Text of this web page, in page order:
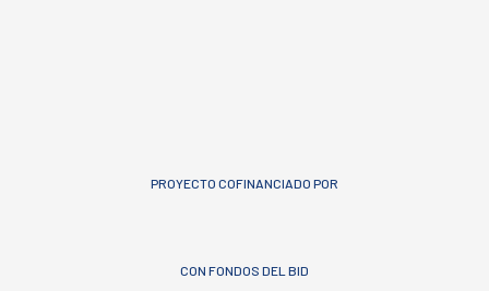
PROYECTO COFINANCIADO POR
CON FONDOS DEL BID